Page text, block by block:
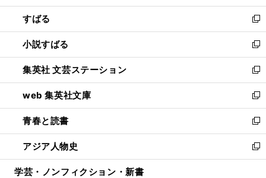
開
く
ウ
で
開
く
ン
ド
ウ
で
開
く
すばる
新
し
い
ウ
ィ
ン
ド
ウ
で
開
く
小説すばる
新
し
い
ウ
ィ
ン
ド
ウ
で
開
集英社 文芸ステーション
新
し
い
ウ
ィ
ン
ド
ウ
web 集英社文庫
新
し
い
ウ
ィ
ン
青春と読書
新
し
い
ウ
アジア人物史
新
し
学芸・ノンフィクション・新書